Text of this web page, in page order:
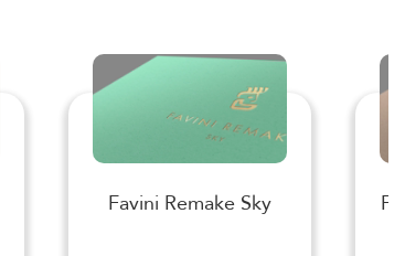
Favini Remake Sky